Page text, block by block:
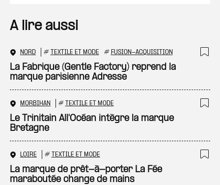
A lire aussi
NORD # TEXTILE ET MODE # FUSION-ACQUISITION
La Fabrique (Gentle Factory) reprend la
marque parisienne Adresse
MORBIHAN # TEXTILE ET MODE
Le Trinitain All'Océan intègre la marque
Bretagne
LOIRE # TEXTILE ET MODE
La marque de prêt-à-porter La Fée
maraboutée change de mains